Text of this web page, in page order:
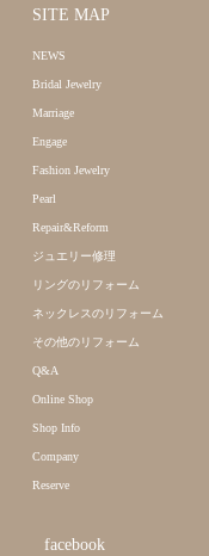
SITE MAP
NEWS
Bridal Jewelry
Marriage
Engage
Fashion Jewelry
Pearl
Repair&Reform
ジュエリー修理
リングのリフォーム
ネックレスのリフォーム
その他のリフォーム
Q&A
Online Shop
Shop Info
Company
Reserve
facebook